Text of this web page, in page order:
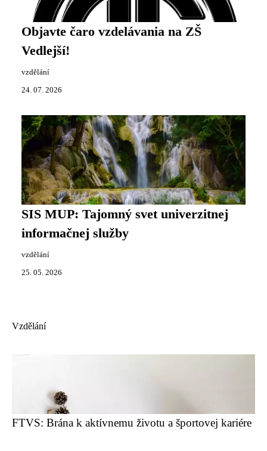
Objavte čaro vzdelávania na ZŠ
Vedlejší!
vzdělání
24. 07. 2026
SIS MUP: Tajomný svet univerzitnej
informačnej služby
vzdělání
25. 05. 2026
Vzdělání
FTVS: Brána k aktívnemu životu a športovej kariére